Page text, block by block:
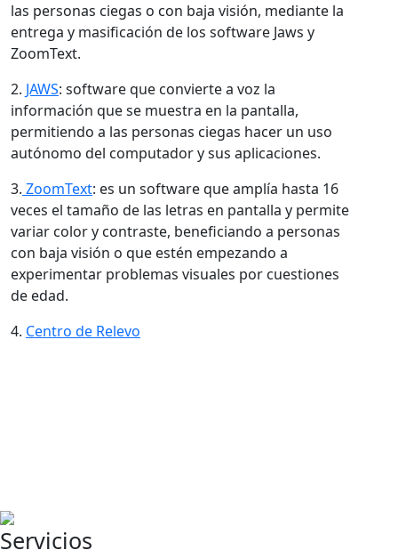
las personas ciegas o con baja visión, mediante la
entrega y masificación de los software Jaws y
ZoomText.​​
2. JAWS: software que convierte a voz la
información que se muestra en la pantalla,
permitiendo a las personas ciegas hacer un uso
autónomo del computador y sus aplicaciones.
3. ZoomText: es un software que amplía hasta 16
veces el tamaño de las letras en pantalla y permite
variar color y contraste, beneficiando a personas
con baja visión o que estén empezando a
experimentar problemas visuales por cuestiones
de edad.
4. Centro de Relevo
Servicios